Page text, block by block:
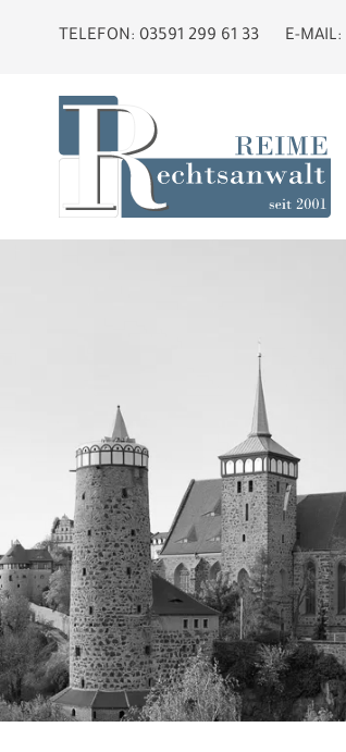
TELEFON: 03591 299 61 33 E-MAIL: